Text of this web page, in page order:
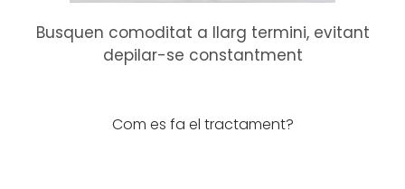
Busquen comoditat a llarg termini, evitant
depilar-se constantment
Com es fa el tractament?